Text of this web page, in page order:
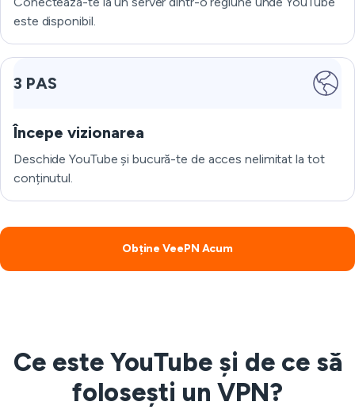
este disponibil.
3 PAS
Începe vizionarea
Deschide YouTube și bucură-te de acces nelimitat la tot
conținutul.
Obține VeePN Acum
Ce este YouTube și de ce să
folosești un VPN?